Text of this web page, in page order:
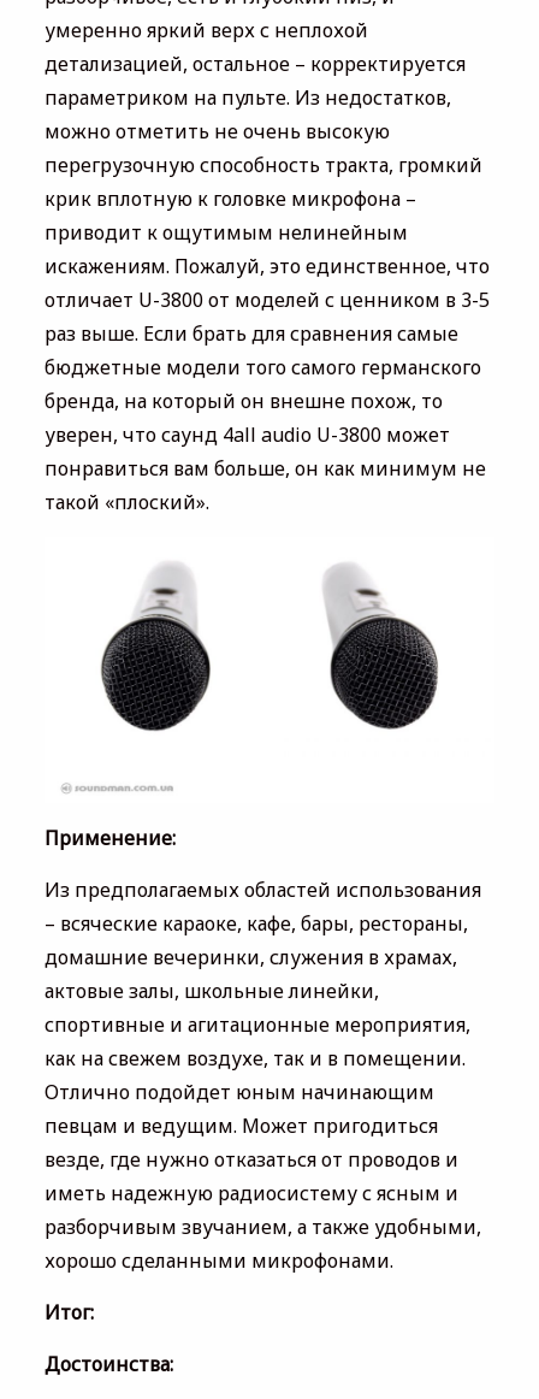
умеренно яркий верх с неплохой
детализацией, остальное – корректируется
параметриком на пульте. Из недостатков,
можно отметить не очень высокую
перегрузочную способность тракта, громкий
крик вплотную к головке микрофона –
приводит к ощутимым нелинейным
искажениям. Пожалуй, это единственное, что
отличает U-3800 от моделей с ценником в 3-5
раз выше. Если брать для сравнения самые
бюджетные модели того самого германского
бренда, на который он внешне похож, то
уверен, что саунд 4all audio U-3800 может
понравиться вам больше, он как минимум не
такой «плоский».
Применение:
Из предполагаемых областей использования
– всяческие караоке, кафе, бары, рестораны,
домашние вечеринки, служения в храмах,
актовые залы, школьные линейки,
спортивные и агитационные мероприятия,
как на свежем воздухе, так и в помещении.
Отлично подойдет юным начинающим
певцам и ведущим. Может пригодиться
везде, где нужно отказаться от проводов и
иметь надежную радиосистему с ясным и
разборчивым звучанием, а также удобными,
хорошо сделанными микрофонами.
Итог:
Достоинства: